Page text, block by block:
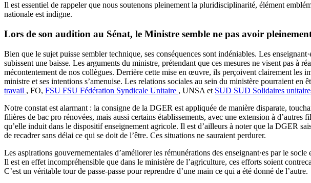
Il est essentiel de rappeler que nous soutenons pleinement la pluridisciplinarité, élément
nationale est indigne.
Lors de son audition au Sénat, le Ministre semble ne pas avoir
Bien que le sujet puisse sembler technique, ses conséquences sont indéniables. Les
subissent une baisse. Les arguments du ministre, prétendant que ces mesures ne visent pas à
mécontentement de nos collègues. Derrière cette mise en œuvre, ils perçoivent clairement les
ministre et ses intentions s’amenuise. Les relations sociales au sein du ministère pourraient en
travail , FO, FSU FSU Fédération Syndicale Unitaire , UNSA et SUD SUD Solidaires
Notre constat est alarmant : la consigne de la DGER est appliquée de manière disparate,
filières de bac pro rénovées, mais aussi certains établissements, avec une extension à
qu’elle induit dans le dispositif enseignement agricole. Il est d’ailleurs à noter que la DGER
de recadrer sans délai ce qui se doit de l’être. Ces situations ne sauraient perdurer.
Les aspirations gouvernementales d’améliorer les rémunérations des enseignant·es par le
Il est en effet incompréhensible que dans le ministère de l’agriculture, ces efforts soient
C’est un véritable tour de passe-passe pour reprendre d’une main ce qui a été donné de l’autre.